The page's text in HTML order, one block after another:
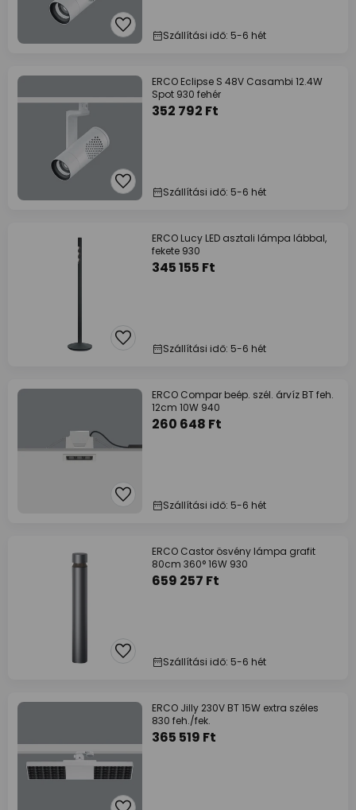
Szállítási idő: 5-6 hét
ERCO Eclipse S 48V Casambi 12.4W
Spot 930 fehér
352 792 Ft
Szállítási idő: 5-6 hét
ERCO Lucy LED asztali lámpa lábbal,
fekete 930
345 155 Ft
Szállítási idő: 5-6 hét
ERCO Compar beép. szél. árvíz BT feh.
12cm 10W 940
260 648 Ft
Szállítási idő: 5-6 hét
ERCO Castor ösvény lámpa grafit
80cm 360° 16W 930
659 257 Ft
Szállítási idő: 5-6 hét
ERCO Jilly 230V BT 15W extra széles
830 feh./fek.
365 519 Ft